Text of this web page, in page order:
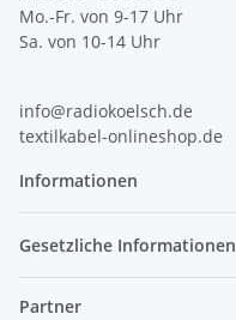
Mo.-Fr. von 9-17 Uhr
Sa. von 10-14 Uhr
info@radiokoelsch.de
textilkabel-onlineshop.de
Informationen
Gesetzliche Informationen
Partner